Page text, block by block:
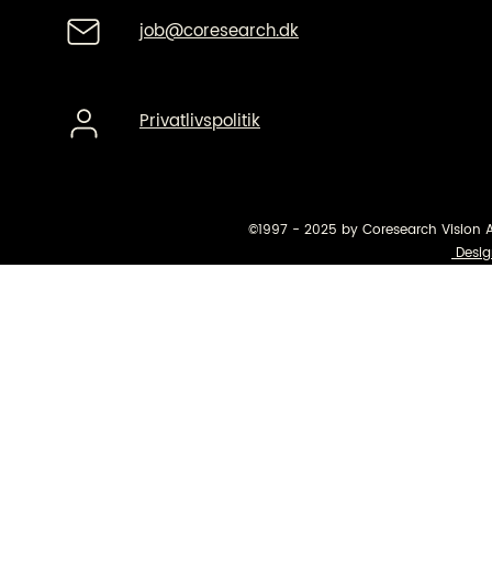
job@coresearch.dk
Privatlivspolitik
©1997 - 2025 by Coresearch Vision